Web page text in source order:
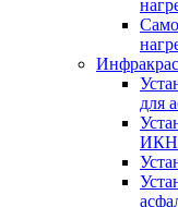
для
ИКН